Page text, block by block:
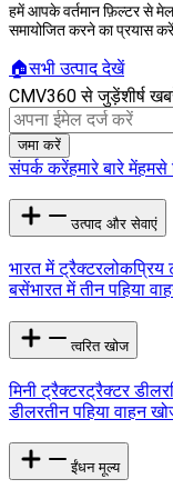
हमें आपके वर्तमान फ़िल्टर से
समायोजित करने का प्रयास
🏠सभी उत्पाद देखें
CMV360 से जुड़ेंशीर्ष
जमा करें
संपर्क करेंहमारे बारे मेंहमसे
उत्पाद और सेवाएं
भारत में ट्रैक्टरलोकप्रिय
बसेंभारत में तीन पहिया
त्वरित खोज
मिनी ट्रैक्टरट्रैक्टर डीलर
डीलरतीन पहिया वाहन
ईंधन मूल्य